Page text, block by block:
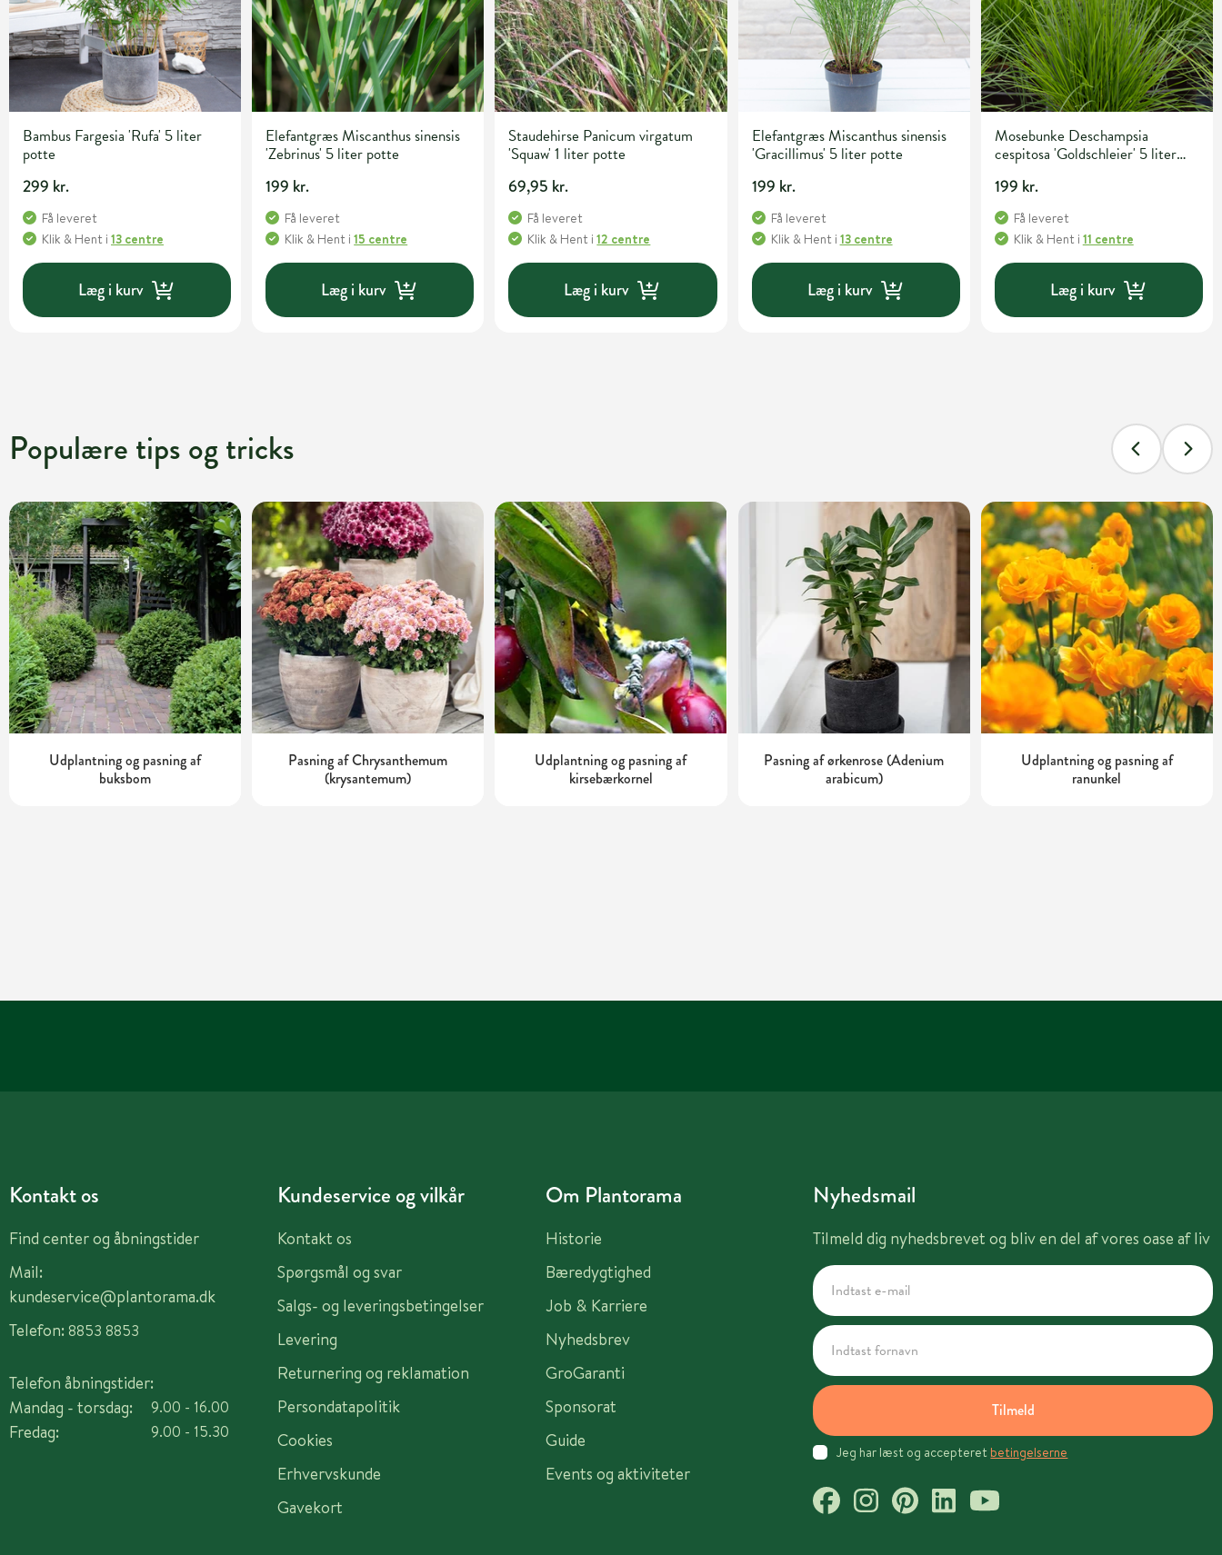
Bambus Fargesia 'Rufa' 5 liter
potte
299 kr.
Få leveret
Klik & Hent i 13 centre
Læg i kurv
Elefantgræs Miscanthus sinensis
'Zebrinus' 5 liter potte
199 kr.
Få leveret
Klik & Hent i15 centre
Læg i kurv
Staudehirse Panicum virgatum
'Squaw' 1 liter potte
69,95 kr.
Få leveret
Klik & Hent i12 centre
Læg i kurv
Elefantgræs Miscanthus sinensis
'Gracillimus' 5 liter potte
199 kr.
Få leveret
Klik & Hent i 13 centre
Læg i kurv
Mosebunke Deschampsia
cespitosa 'Goldschleier' 5 liter
199 kr.
Få leveret
Klik & Hent i 11 centre
Læg i kurv
Populære tips og tricks
Udplantning og pasning af
buksbom
Pasning af Chrysanthemum
(krysantemum)
Udplantning og pasning af
kirsebærkornel
Pasning af ørkenrose (Adenium
arabicum)
Udplantning og pasning af
ranunkel
Kontakt os
Find center og åbningstider
Mail:
kundeservice@plantorama.dk
Telefon: 8853 8853
Telefon åbningstider:
Mandag - torsdag:
Fredag:
9.00 - 16.00
9.00 - 15.30
Kundeservice og vilkår
Kontakt os
Spørgsmål og svar
Salgs- og leveringsbetingelser
Levering
Returnering og reklamation
Persondatapolitik
Cookies
Erhvervskunde
Gavekort
Om Plantorama
Historie
Bæredygtighed
Job & Karriere
Nyhedsbrev
GroGaranti
Sponsorat
Guide
Events og aktiviteter
Nyhedsmail
Tilmeld dig nyhedsbrevet og bliv en del af vores oase af liv
Tilmeld
Jeg har læst og accepteret betingelserne